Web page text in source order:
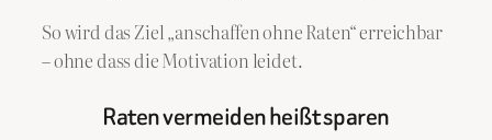
So wird das Ziel „anschaffen ohne Raten“ erreichbar
– ohne dass die Motivation leidet.
Raten vermeiden heißt sparen